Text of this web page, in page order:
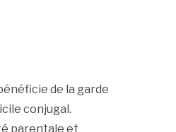
de la garde
conjugal.
parentale et